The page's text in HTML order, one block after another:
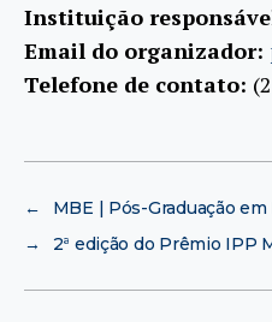
Instituição
Email do organizador:
Telefone de contato:
←
MBE | Pós-Graduação
→
2ª edição do Prêmio IPP